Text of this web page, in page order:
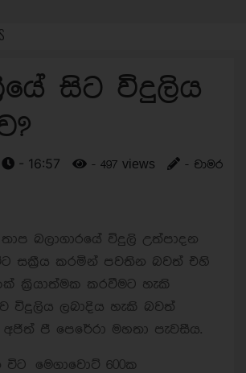
සිට විදුලිය
- 16:57 - 497 views
- චාමර
බලාගාරයේ විදුලි උත්පාදන
සක්‍රීය කරමින් පවතින බවත් එහි
ක්‍රියාත්මක කරවීමට හැකි
විදුලිය ලබාදිය හැකි බවත්
පී පෙරේරා මහතා පැවසීය.
මෙගාවොට් 600ක